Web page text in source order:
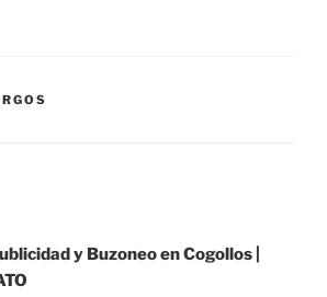
y Buzoneo en Cogollos |